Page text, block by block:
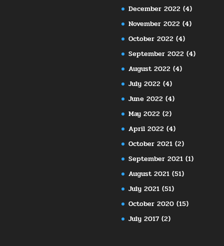
December 2022 (4)
November 2022 (4)
October 2022 (4)
September 2022 (4)
August 2022 (4)
July 2022 (4)
June 2022 (4)
May 2022 (2)
April 2022 (4)
October 2021 (2)
September 2021 (1)
August 2021 (51)
July 2021 (51)
October 2020 (15)
July 2017 (2)